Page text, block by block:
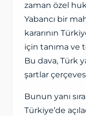
zaman özel
Yabancı bir
kararının
için tanıma ve
Bu dava, Türk
şartlar
Bunun yanı
Türkiye’de